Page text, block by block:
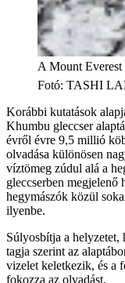
A Mount Everest
Fotó: TASHI
Korábbi kutatások
Khumbu gleccser
évről évre 9,5 millió
olvadása különösen
víztömeg zúdul alá a
gleccserben megjelenő
hegymászók közül
ilyenbe.
Súlyosbítja a
tagja szerint az
vizelet keletkezik, és a
fokozza az olvadást.